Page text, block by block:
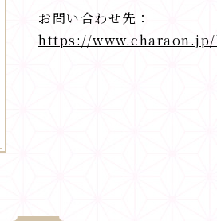
お問い合わせ先：
https://